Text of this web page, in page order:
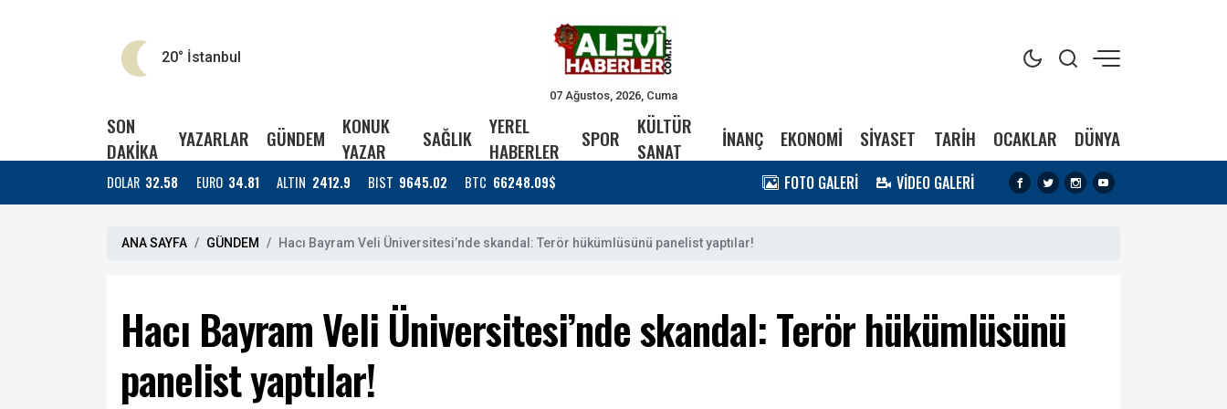
20° İstanbul
07 Ağustos, 2026, Cuma
SON
DAKİKA
YAZARLAR GÜNDEM
KONUK
YAZAR
SAĞLIK
YEREL
HABERLER
SPOR
KÜLTÜR
SANAT
İNANÇ EKONOMİ SİYASET TARİH OCAKLAR DÜNYA
DOLAR 32.58 EURO 34.81 ALTIN 2412.9 BIST 9645.02 BTC 66248.09$ FOTO GALERİ VİDEO GALERİ
ANA SAYFA GÜNDEM Hacı Bayram Veli Üniversitesi’nde skandal: Terör hükümlüsünü panelist yaptılar!
Hacı Bayram Veli Üniversitesi’nde skandal: Terör hükümlüsünü
panelist yaptılar!